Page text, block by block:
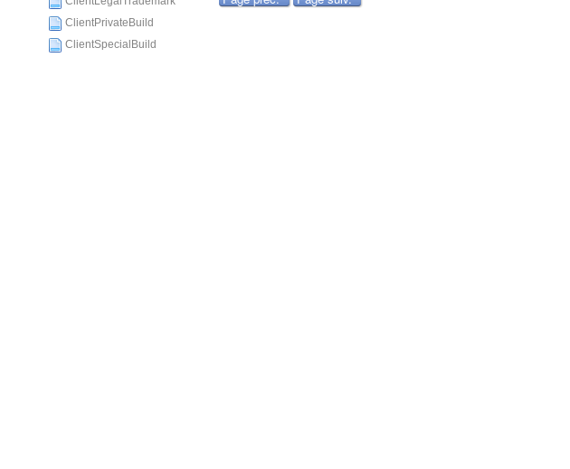
ClientPrivateBuild
ClientSpecialBuild